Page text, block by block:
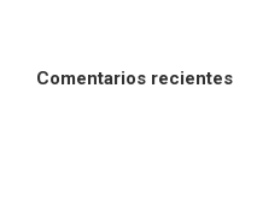
Comentarios recientes